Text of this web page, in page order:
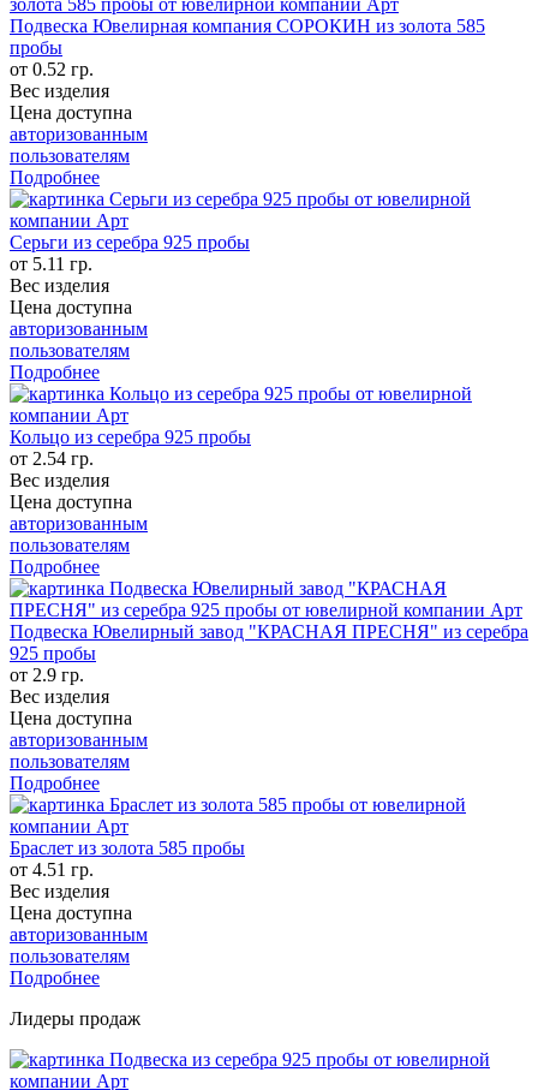
Подвеска Ювелирная компания СОРОКИН из золота 585
пробы
от 0.52 гр.
Вес изделия
Цена доступна
авторизованным
пользователям
Подробнее
Серьги из серебра 925 пробы
от 5.11 гр.
Вес изделия
Цена доступна
авторизованным
пользователям
Подробнее
Кольцо из серебра 925 пробы
от 2.54 гр.
Вес изделия
Цена доступна
авторизованным
пользователям
Подробнее
Подвеска Ювелирный завод "КРАСНАЯ ПРЕСНЯ" из серебра
925 пробы
от 2.9 гр.
Вес изделия
Цена доступна
авторизованным
пользователям
Подробнее
Браслет из золота 585 пробы
от 4.51 гр.
Вес изделия
Цена доступна
авторизованным
пользователям
Подробнее
Лидеры продаж